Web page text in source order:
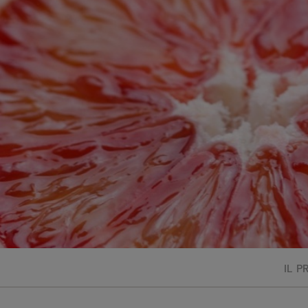
Cavolo romanesco al
forno con ‘nduja
Bisque di gamberi:
i tuoi piatti di pesce!
IL